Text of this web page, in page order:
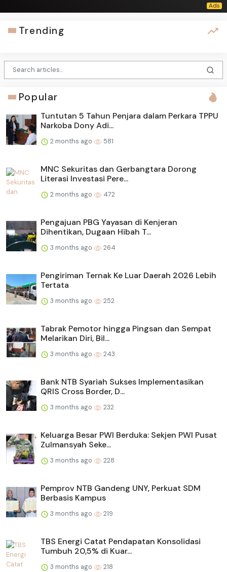
Trending
Popular
Tuntutan 5 Tahun Penjara dalam Perkara TPPU
Narkoba Dony Adi...
2 months ago 581
MNC Sekuritas dan Gerbangtara Dorong
Literasi Investasi Pere...
2 months ago 472
Pengajuan PBG Yayasan di Kenjeran
Dihentikan, Dugaan Hibah T...
3 months ago 264
Pengiriman Ternak Ke Luar Daerah 2026 Lebih
Tertata
3 months ago 252
Tabrak Pemotor hingga Pingsan dan Sempat
Melarikan Diri, Bil...
3 months ago 243
Bank NTB Syariah Sukses Implementasikan
QRIS Cross Border, D...
3 months ago 232
Keluarga Besar PWI Berduka: Sekjen PWI Pusat
Zulmansyah Seke...
3 months ago 228
Pemprov NTB Gandeng UNY, Perkuat SDM
Berbasis Kampus
3 months ago 219
TBS Energi Catat Pendapatan Konsolidasi
Tumbuh 20,5% di Kuar...
3 months ago 218